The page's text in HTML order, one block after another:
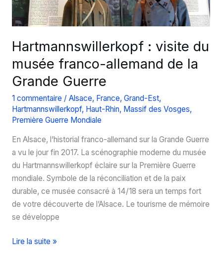
Hartmannswillerkopf : visite du
musée franco-allemand de la
Grande Guerre
1 commentaire / Alsace, France, Grand-Est,
Hartmannswillerkopf, Haut-Rhin, Massif des Vosges,
Première Guerre Mondiale
En Alsace, l’historial franco-allemand sur la Grande Guerre
a vu le jour fin 2017. La scénographie moderne du musée
du Hartmannswillerkopf éclaire sur la Première Guerre
mondiale. Symbole de la réconciliation et de la paix
durable, ce musée consacré à 14/18 sera un temps fort
de votre découverte de l’Alsace. Le tourisme de mémoire
se développe
Hartmannswillerkopf
Lire la suite »